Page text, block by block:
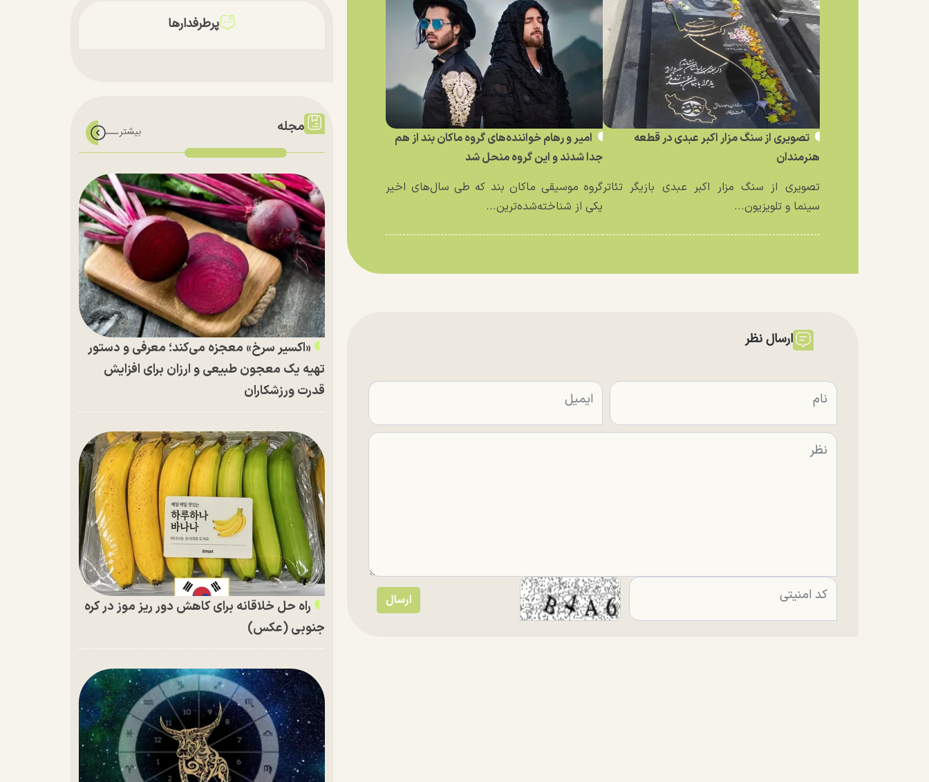
تصویری از سنگ مزار اکبر عبدی در قطعه
هنرمندان
تصویری از سنگ مزار اکبر عبدی بازیگر تئاتر
سینما و تلویزیون...
امیر و رهام خواننده‌های گروه ماکان بند از هم
جدا شدند و این گروه منحل شد
گروه موسیقی ماکان بند که طی سال‌های اخیر
یکی از شناخته‌شده‌ترین...
ارسال نظر
پرطرفدارها
مجله
«اکسیر سرخ» معجزه می‌کند؛ معرفی و دستور
تهیه یک معجون طبیعی و ارزان برای افزایش
قدرت ورزشکاران
راه حل خلاقانه برای کاهش دور ریز موز در کره
جنوبی (عکس)